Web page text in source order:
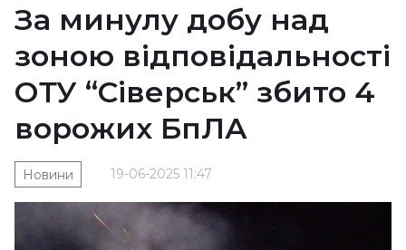
За минулу добу над
зоною відповідальності
ОТУ “Сіверськ” збито 4
ворожих БпЛА
19-06-2025 11:47
Новини